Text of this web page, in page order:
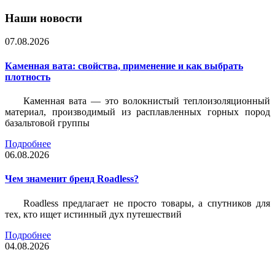
Наши новости
07.08.2026
Каменная вата: свойства, применение и как выбрать
плотность
Каменная вата — это волокнистый теплоизоляционный
материал, производимый из расплавленных горных пород
базальтовой группы
Подробнее
06.08.2026
Чем знаменит бренд Roadless?
Roadless предлагает не просто товары, а спутников для
тех, кто ищет истинный дух путешествий
Подробнее
04.08.2026